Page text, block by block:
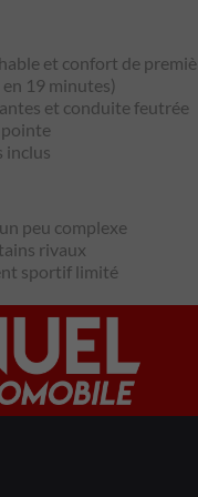
et confort de
en 19 minutes)
et conduite feutrée
pointe
inclus
peu complexe
rivaux
sportif limité